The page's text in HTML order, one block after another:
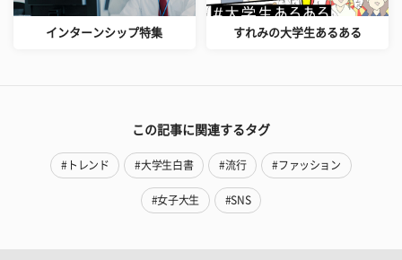
インターンシップ特集 すれみの大学生あるある
この記事に関連するタグ
#トレンド #大学生白書 #流行 #ファッション
#女子大生 #SNS